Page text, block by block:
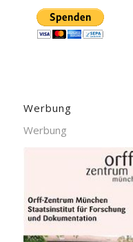
Werbung
Werbung